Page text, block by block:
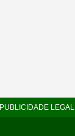
PUBLICIDADE LEGAL